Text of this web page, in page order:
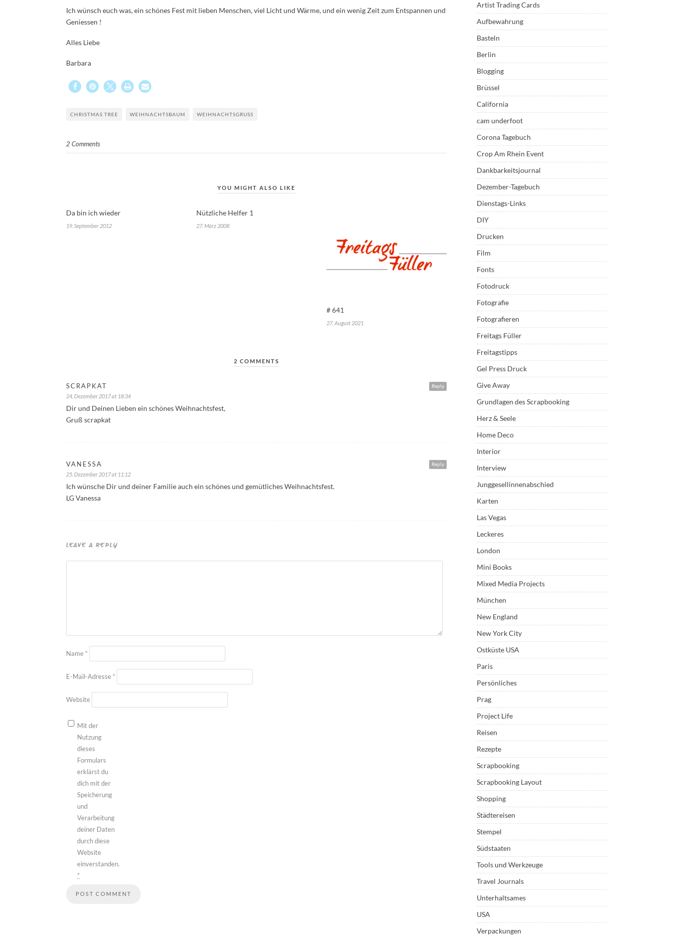
Ich wünsch euch was, ein schönes Fest mit lieben Menschen, viel Licht und Wärme, und ein wenig Zeit zum Entspannen und
Geniessen !
Alles Liebe
Barbara
CHRISTMAS TREE WEIHNACHTSBAUM WEIHNACHTSGRUSS
2 Comments
YOU MIGHT ALSO LIKE
Da bin ich wieder
19. September 2012
Nützliche Helfer 1
27. März 2008
# 641
27. August 2021
2 COMMENTS
Reply
SCRAPKAT
24. Dezember 2017 at 18:34
Dir und Deinen Lieben ein schönes Weihnachtsfest,
Gruß scrapkat
Reply
VANESSA
25. Dezember 2017 at 11:12
Ich wünsche Dir und deiner Familie auch ein schönes und gemütliches Weihnachtsfest.
LG Vanessa
LEAVE A REPLY
Name *
E-Mail-Adresse *
Website
Mit der
Nutzung
dieses
Formulars
erklärst du
dich mit der
Speicherung
und
Verarbeitung
deiner Daten
durch diese
Website
einverstanden.
*
Artist Trading Cards
Aufbewahrung
Basteln
Berlin
Blogging
Brüssel
California
cam underfoot
Corona Tagebuch
Crop Am Rhein Event
Dankbarkeitsjournal
Dezember-Tagebuch
Dienstags-Links
DIY
Drucken
Film
Fonts
Fotodruck
Fotografie
Fotografieren
Freitags Füller
Freitagstipps
Gel Press Druck
Give Away
Grundlagen des Scrapbooking
Herz & Seele
Home Deco
Interior
Interview
Junggesellinnenabschied
Karten
Las Vegas
Leckeres
London
Mini Books
Mixed Media Projects
München
New England
New York City
Ostküste USA
Paris
Persönliches
Prag
Project Life
Reisen
Rezepte
Scrapbooking
Scrapbooking Layout
Shopping
Städtereisen
Stempel
Südstaaten
Tools und Werkzeuge
Travel Journals
Unterhaltsames
USA
Verpackungen